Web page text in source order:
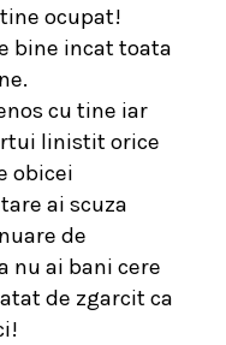
ocupat!
bine incat toata
cu tine iar
linistit orice
obicei
ai scuza
de
nu ai bani cere
de zgarcit ca